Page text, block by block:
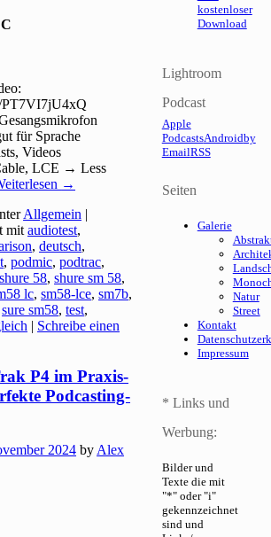
PT7VI7jU4xQ
für Sprache
Videos
LCE → Less
→
Allgemein |
mit audiotest,
,deutsch,
,podmic,podtrac,
shure 58,shure sm 58,
lc,sm58-lce,sm7b,
sure sm58,test,
| Schreibe einen
P4 im Praxis-
Podcasting-
2024 by Alex
kostenloser
Download
Lightroom
Podcast
Apple
PodcastsAndroidby
EmailRSS
Seiten
Galerie
Natur
Street
Kontakt
Impressum
* Links und
Werbung:
Bilder und
Texte die mit
"*" oder "i"
gekennzeichnet
sind und